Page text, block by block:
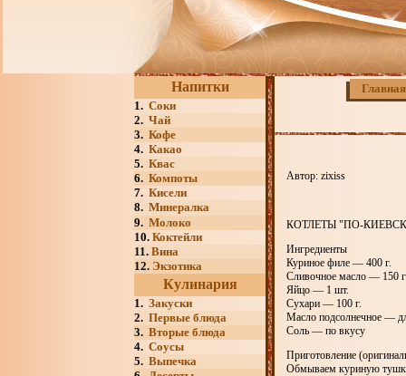
Напитки
1. Соки
2. Чай
3. Кофе
4. Какао
5. Квас
6. Компоты
7. Кисели
8. Минералка
9. Молоко
10. Коктейли
11. Вина
12. Экзотика
Кулинария
1. Закуски
2. Первые блюда
3. Вторые блюда
4. Соусы
5. Выпечка
Главная
Автор: zixiss
КОТЛЕТЫ "ПО-
Ингредиенты
Куриное филе — 400 г.
Сливочное масло — 150
Яйцо — 1 шт.
Сухари — 100 г.
Масло подсолнечное —
Соль — по вкусу
Приготовление
Обмываем куриную